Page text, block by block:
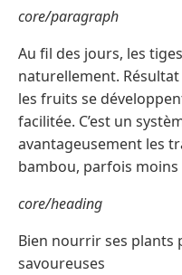
core/paragraph
Au fil des jours, les
naturellement.
les fruits se
facilitée. C’est un
avantageusement les
bambou, parfois moins
core/heading
Bien nourrir ses plants
savoureuses